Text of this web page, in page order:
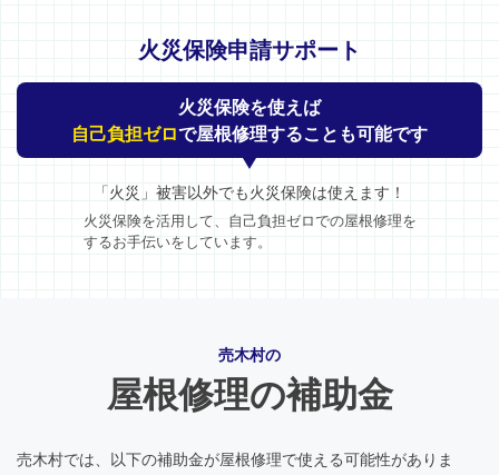
火災保険申請サポート
火災保険を使えば
自己負担ゼロで屋根修理することも可能です
「火災」被害以外でも火災保険は使えます！
火災保険を活用して、自己負担ゼロでの屋根修理を
するお手伝いをしています。
売木村の
屋根修理の補助金
売木村では、以下の補助金が屋根修理で使える可能性がありま